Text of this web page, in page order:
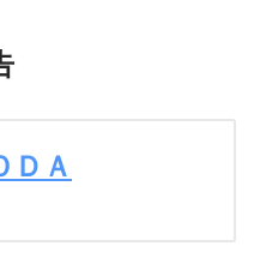
ＤＡ